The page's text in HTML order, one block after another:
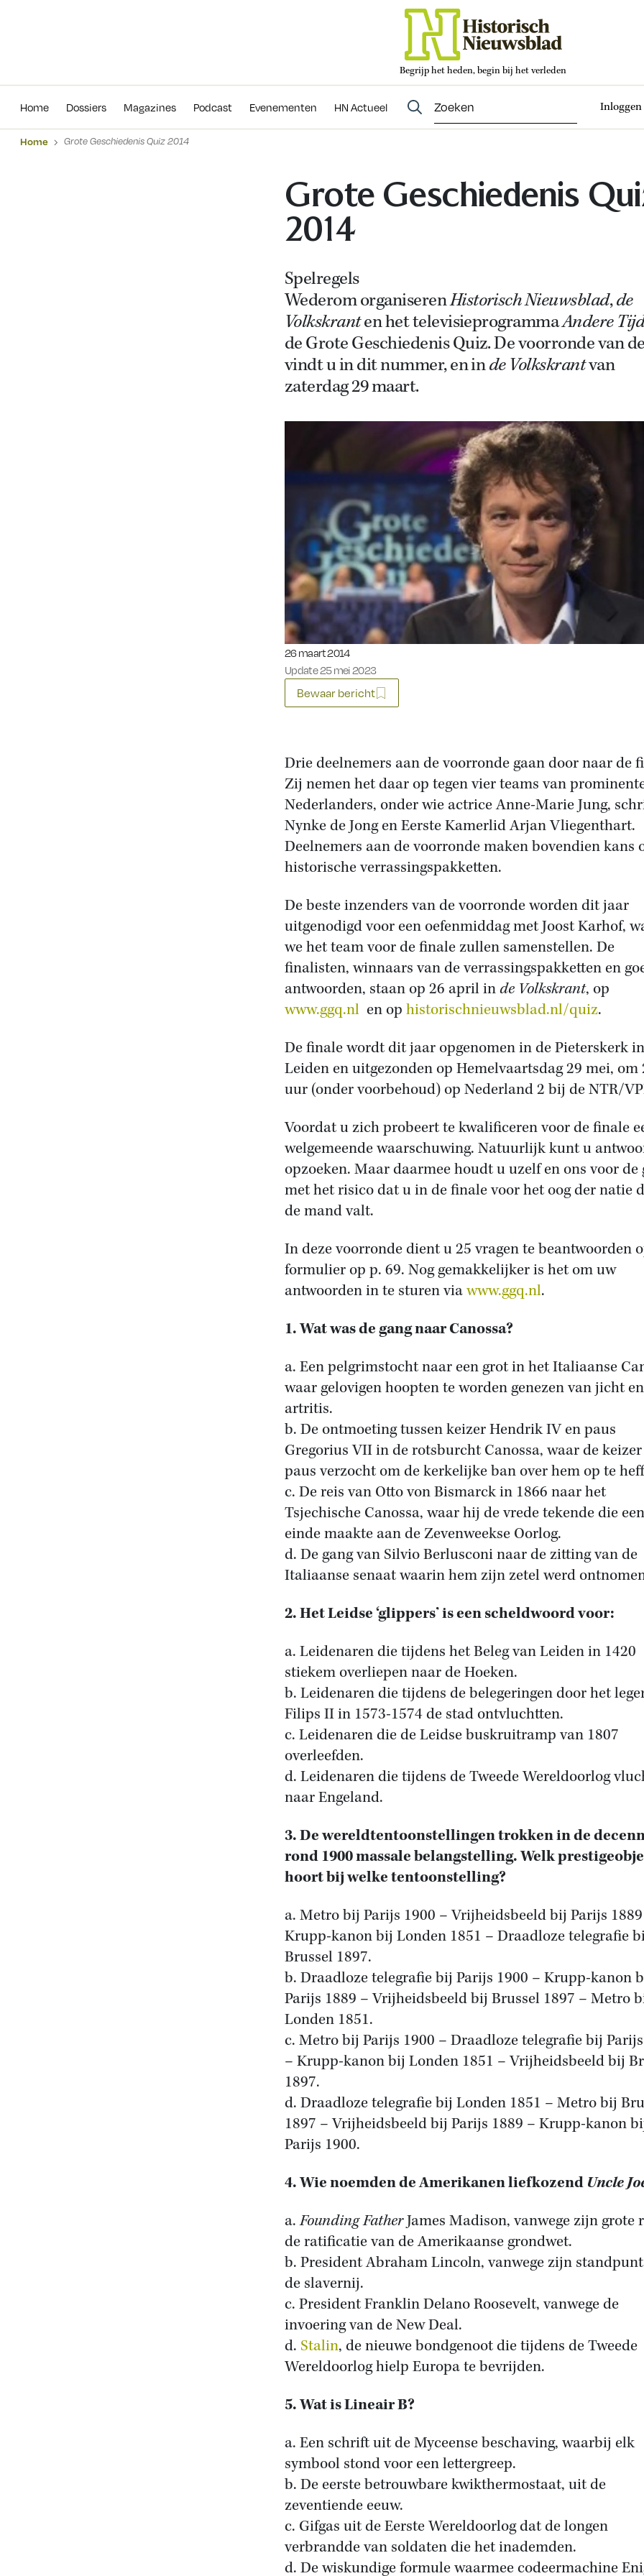
Begrijp het heden, begin bij het verleden
Home Dossiers Magazines Podcast Evenementen HN Actueel Inloggen
Evenementen
Home Grote Geschiedenis Quiz 2014
Grote Geschiedenis
2014
Spelregels
Wederom organiserenHistorisch Nieuwsblad,de
Volkskranten het televisieprogrammaAndere
de Grote Geschiedenis Quiz. De voorronde van
vindt u in dit nummer, en inde Volkskrantvan
zaterdag 29 maart.
Gepubliceerd op:
26 maart 2014
Update 25 mei 2023
Bewaar bericht
Drie deelnemers aan de voorronde gaan door naar de
Zij nemen het daar op tegen vier teams van
Nederlanders, onder wie actrice Anne-Marie Jung,
Nynke de Jong en Eerste Kamerlid Arjan Vliegenthart.
Deelnemers aan de voorronde maken bovendien kans
historische verrassingspakketten.
De beste inzenders van de voorronde worden dit jaar
uitgenodigd voor een oefenmiddag met Joost Karhof,
we het team voor de finale zullen samenstellen. De
finalisten, winnaars van de verrassingspakketten en
antwoorden, staan op 26 april inde Volkskrant, op
www.ggq.nlen op historischnieuwsblad.nl/quiz.
De finale wordt dit jaar opgenomen in de Pieterskerk in
Leiden en uitgezonden op Hemelvaartsdag 29 mei, om
uur (onder voorbehoud) op Nederland 2 bij de NTR/
Voordat u zich probeert te kwalificeren voor de finale
welgemeende waarschuwing. Natuurlijk kunt u
opzoeken. Maar daarmee houdt u uzelf en ons voor de
met het risico dat u in de finale voor het oog der natie
de mand valt.
In deze voorronde dient u 25 vragen te beantwoorden
formulier op p. 69. Nog gemakkelijker is het om uw
antwoorden in te sturen viawww.ggq.nl.
1. Wat was de gang naar Canossa?
a. Een pelgrimstocht naar een grot in het Italiaanse
waar gelovigen hoopten te worden genezen van jicht en
artritis.
b. De ontmoeting tussen keizer Hendrik IV en paus
Gregorius VII in de rotsburcht Canossa, waar de
paus verzocht om de kerkelijke ban over hem op te
c. De reis van Otto von Bismarck in 1866 naar het
Tsjechische Canossa, waar hij de vrede tekende die een
einde maakte aan de Zevenweekse Oorlog.
d. De gang van Silvio Berlusconi naar de zitting van de
Italiaanse senaat waarin hem zijn zetel werd
2. Het Leidse ‘glippers’ is een scheldwoord voor:
a. Leidenaren die tijdens het Beleg van Leiden in 1420
stiekem overliepen naar de Hoeken.
b. Leidenaren die tijdens de belegeringen door het
Filips II in 1573-1574 de stad ontvluchtten.
c. Leidenaren die de Leidse buskruitramp van 1807
overleefden.
d. Leidenaren die tijdens de Tweede Wereldoorlog
naar Engeland.
3. De wereldtentoonstellingen trokken in de
rond 1900 massale belangstelling. Welk
hoort bij welke tentoonstelling?
a. Metro bij Parijs 1900 – Vrijheidsbeeld bij Parijs
Krupp-kanon bij Londen 1851 – Draadloze telegrafie
Brussel 1897.
b. Draadloze telegrafie bij Parijs 1900 – Krupp-kanon
Parijs 1889 – Vrijheidsbeeld bij Brussel 1897 – Metro
Londen 1851.
c. Metro bij Parijs 1900 – Draadloze telegrafie bij
– Krupp-kanon bij Londen 1851 – Vrijheidsbeeld bij
1897.
d. Draadloze telegrafie bij Londen 1851 – Metro bij
1897 – Vrijheidsbeeld bij Parijs 1889 – Krupp-kanon
Parijs 1900.
4. Wie noemden de Amerikanen liefkozend Uncle
a.Founding FatherJames Madison, vanwege zijn grote
de ratificatie van de Amerikaanse grondwet.
b. President Abraham Lincoln, vanwege zijn
de slavernij.
c. President Franklin Delano Roosevelt, vanwege de
invoering van de New Deal.
d. Stalin, de nieuwe bondgenoot die tijdens de Tweede
Wereldoorlog hielp Europa te bevrijden.
5. Wat is Lineair B?
a. Een schrift uit de Myceense beschaving, waarbij elk
symbool stond voor een lettergreep.
b. De eerste betrouwbare kwikthermostaat, uit de
zeventiende eeuw.
c. Gifgas uit de Eerste Wereldoorlog dat de longen
verbrandde van soldaten die het inademden.
d. De wiskundige formule waarmee codeermachine